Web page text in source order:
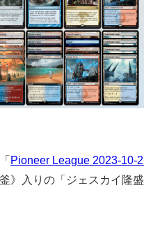
Pioneer League 2023-10-
》入りの「ジェスカイ隆